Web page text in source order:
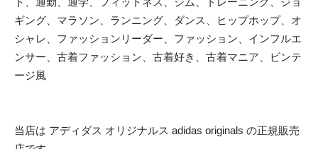
ギング、マラソン、ランニング、ダンス、ヒップホップ、オ
シャレ、ファッションリーダー、ファッション、インフルエ
ンサー、古着ファッション、古着好き、古着マニア、ビンテ
ージ風
当店は アディダス オリジナルス adidas originals の正規販売